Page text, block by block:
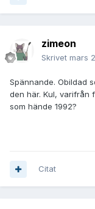
zimeon
Skrivet mars
Spännande. Obildad
den här. Kul, varifrån
som hände 1992?
Citat